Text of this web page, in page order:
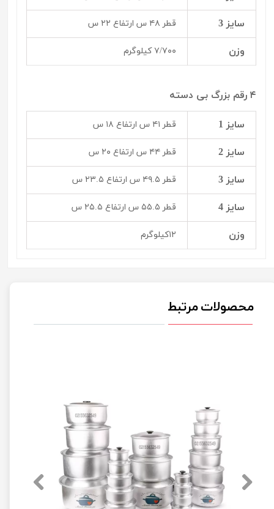
سایز 3 قطر ۴۸ س ارتفاع ۲۲ س
وزن ۷/۷۰۰ کیلوگرم
۴ رقم بزرگ بی دسته
سایز 1 قطر ۴۱ س ارتفاع ۱۸ س
سایز 2 قطر ۴۴ س ارتفاع ۲۰ س
سایز 3 قطر ۴۹.۵ س ارتفاع ۲۳.۵ س
سایز 4 قطر ۵۵.۵ س ارتفاع ۲۵.۵ س
وزن ۱۲کیلوگرم
محصولات مرتبط